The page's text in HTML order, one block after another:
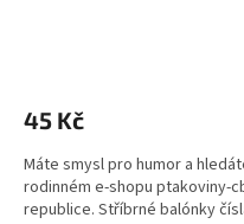
45 Kč
Máte smysl pro humor a
rodinném e-shopu ptakoviny-
republice. Stříbrné balónky